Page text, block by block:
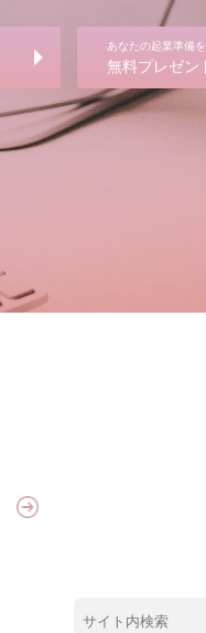
あなたの起業準備
無料プレゼン